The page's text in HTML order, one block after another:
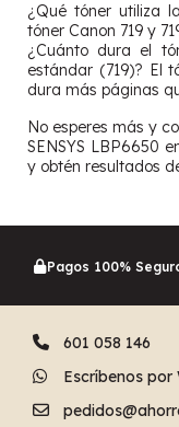
¿Qué tóner utiliza
tóner Canon 719 y
¿Cuánto dura el
estándar (719)? El
dura más páginas
No esperes más y
SENSYS LBP6650
y obtén resultados
Pagos 100%
601 058 146
Escríbenos por